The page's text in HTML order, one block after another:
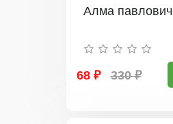
Алма павлович
68 ₽ 330 ₽